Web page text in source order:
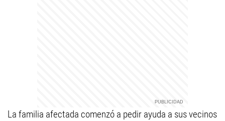
La familia afectada comenzó a pedir ayuda a sus vecinos